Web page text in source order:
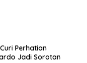
Perhatian
Jadi Sorotan